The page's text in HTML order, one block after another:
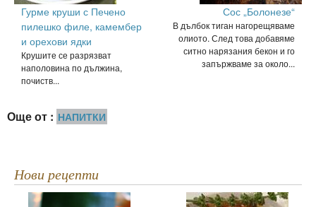
Гурме круши с Печено
пилешко филе, камембер
и орехови ядки
Крушите се разрязват
наполовина по дължина,
почиств...
Сос „Болонезе“
В дълбок тиган нагорещяваме
олиото. След това добавяме
ситно нарязания бекон и го
запържваме за около...
Още от : НАПИТКИ
Нови рецепти